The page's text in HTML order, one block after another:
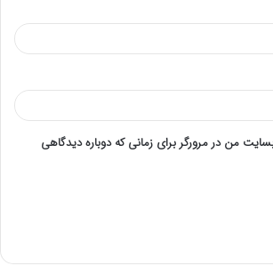
من در مرورگر برای زمانی که دوباره دیدگاهی